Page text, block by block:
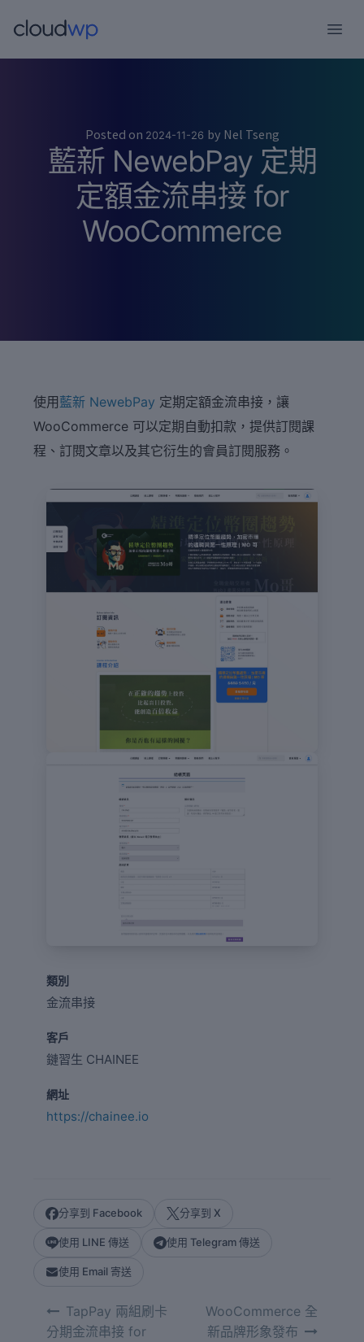
Posted on 2024-11-26 by Nel Tseng
藍新 NewebPay 定期
定額金流串接 for
WooCommerce
使用 藍新 NewebPay 定期定額金流串接，讓
WooCommerce 可以定期自動扣款，提供訂閱課
程、訂閱文章以及其它衍生的會員訂閱服務。
類別
金流串接
客戶
鏈習生 CHAINEE
網址
https://chainee.io
分享到 Facebook 分享到 X
使用 LINE 傳送 使用 Telegram 傳送
使用 Email 寄送
TapPay 兩組刷卡
分期金流串接 for
WooCommerce 全
新品牌形象發布